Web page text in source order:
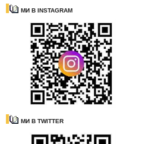
МИ В INSTAGRAM
МИ В TWITTER